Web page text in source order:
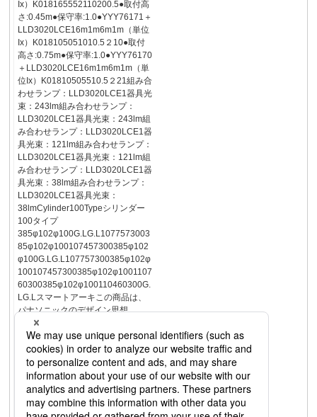
Ix）K018165552110200.5●取付高
さ:0.45m●保守率:1.0●YYY76171＋
LLD3020LCE16m1m6m1m（単位
Ix）K018105051010.5２10●取付
高さ:0.75m●保守率:1.0●YYY76170
＋LLD3020LCE16m1m6m1m（単
位Ix）K01810505510.5２21組み合
わせランプ：LLD3020LCE1器具光
束：243lm組み合わせランプ：
LLD3020LCE1器具光束：243lm組
み合わせランプ：LLD3020LCE1器
具光束：121lm組み合わせランプ：
LLD3020LCE1器具光束：121lm組
み合わせランプ：LLD3020LCE1器
具光束：38lm組み合わせランプ：
LLD3020LCE1器具光束：
38lmCylinder100Typeシリンダー
100タイプ
385φ102φ100G.LG.L1077573003
85φ102φ100107457300385φ102
φ100G.LG.L107757300385φ102φ
100107457300385φ102φ1001107
60300385φ102φ100110460300G.
LG.Lスマートアーキこの商品は、
パナソニックのデザイン思想
ArchiDesignに基づいて設計されて
います。スポットライトスタンド
建築化照明ポールライト門柱灯門
袖灯表札灯フットライトアッパー
ライトブラケットダウンライトセ
ンサ紹介
HomeArchilucœurCompactLampS
martArchiLEDフラットランプ品番